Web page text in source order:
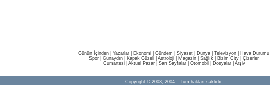
Günün İçinden Yazarlar Ekonomi Gündem Siyaset Dünya | Televizyon
Hava Durumu
Spor
Günaydın Kapak Güzeli Astroloji Magazin Sağlık Bizim City
Çizerler
Cumartesi| Aktüel Pazar| Sarı Sayfalar| Otomobil Dosyalar| Arşiv
Copyright © 2003, 2004 - Tüm hakları saklıdır.